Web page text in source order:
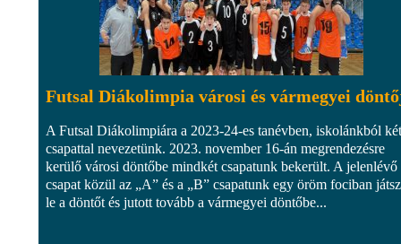
Futsal Diákolimpia városi és vármegyei
A Futsal Diákolimpiára a 2023-24-es tanévben, iskolánkból két
csapattal nevezetünk. 2023. november 16-án megrendezésre
kerülő városi döntőbe mindkét csapatunk bekerült. A jelenlévő
csapat közül az „A” és a „B” csapatunk egy öröm fociban
le a döntőt és jutott tovább a vármegyei döntőbe...